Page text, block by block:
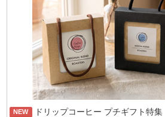
NEW ドリップコーヒー プチギフト特集